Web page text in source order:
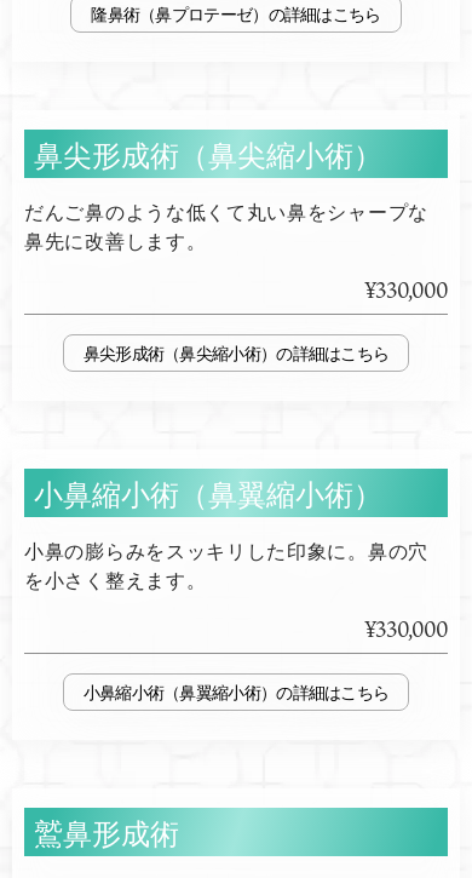
隆鼻術（鼻プロテーゼ）
鼻尖形成術（鼻尖縮小術）
だんご鼻のような低くて丸い鼻をシャープな
鼻先に改善します。
¥330,000
鼻尖形成術（鼻尖縮小術）
小鼻縮小術（鼻翼縮小術）
小鼻の膨らみをスッキリした印象に。鼻の穴
を小さく整えます。
¥330,000
小鼻縮小術（鼻翼縮小術）
鷲鼻形成術